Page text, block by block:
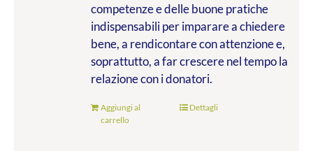
competenze e delle buone pratiche
indispensabili per imparare a chiedere
bene, a rendicontare con attenzione e,
soprattutto, a far crescere nel tempo la
relazione con i donatori.
Aggiungi al
carrello
Dettagli